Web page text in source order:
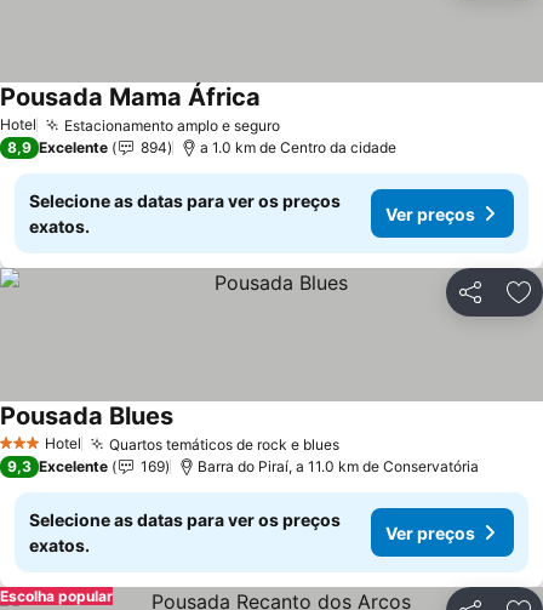
Hotel Estacionamento amplo e seguro
Pousada Mama África
8,9 Excelente 894 a 1.0 km de Centro da cidade
Selecione as datas para ver os preços
exatos.
Ver preços
Partilhar
3 EstrelasHotel Quartos temáticos de rock e blues
Pousada Blues
9,3 Excelente 169 Barra do Piraí, a 11.0 km de Conservatória
Selecione as datas para ver os preços
exatos.
Ver preços
Escolha popular